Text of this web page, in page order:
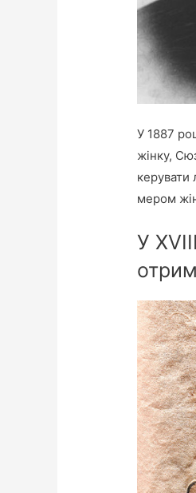
У 1887
жінку,
керувати
мером
У